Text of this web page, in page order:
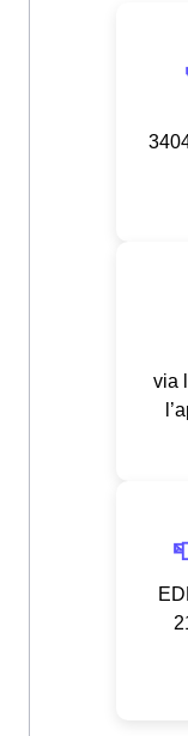
via